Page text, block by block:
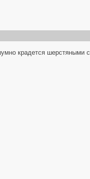
крадется шерстяными